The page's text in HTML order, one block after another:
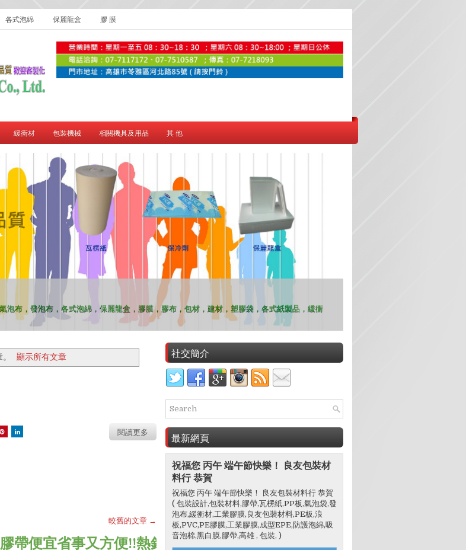
各式泡綿 保麗龍盒 膠 膜
緩衝材 包裝機械 相關機具及用品 其 他
泡布，發泡布，各式泡綿，保麗龍盒，膠膜，膠布，包材，建材，塑膠袋，各式紙製品，緩衝
顯示所有文章
閱讀更多
較舊的文章 →
宜省事又方便!!熱銷中!!! 包裝,包裝設計,包裝材料,膠帶,工業膠膜,努力創新，穩健經營，以品質
社交簡介
最新網頁
祝福您 丙午 端午節快樂！ 良友包裝材
料行 恭賀
祝福您 丙午 端午節快樂！ 良友包裝材料行 恭賀
( 包裝設計,包裝材料,膠帶,瓦楞紙,PP板,氣泡袋,發
泡布,緩衝材,工業膠膜,良友包裝材料,PE板,浪
板,PVC,PE膠膜,工業膠膜,成型EPE,防護泡綿,吸
音泡棉,黑白膜,膠帶,高雄 , 包裝, )